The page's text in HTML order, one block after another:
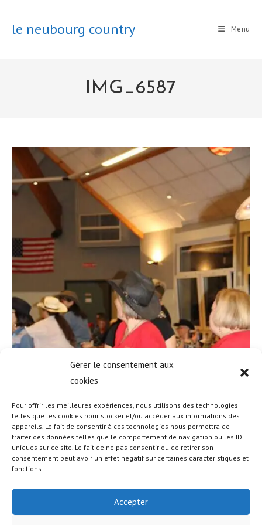
Gérer le consentement aux
cookies
Pour offrir les meilleures expériences, nous utilisons des technologies
telles que les cookies pour stocker et/ou accéder aux informations des
appareils. Le fait de consentir à ces technologies nous permettra de
traiter des données telles que le comportement de navigation ou les ID
uniques sur ce site. Le fait de ne pas consentir ou de retirer son
consentement peut avoir un effet négatif sur certaines caractéristiques et
fonctions.
Accepter
contentle neubourg country Menu
IMG_6587